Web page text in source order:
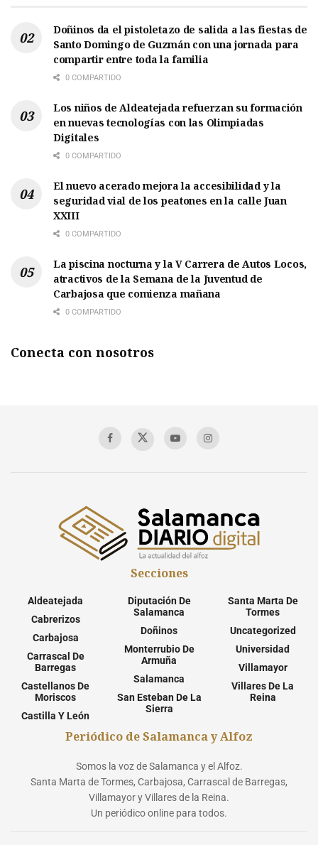
Doñinos da el pistoletazo de salida a las fiestas de
Santo Domingo de Guzmán con una jornada para
compartir entre toda la familia
0 COMPARTIDO
Los niños de Aldeatejada refuerzan su formación
en nuevas tecnologías con las Olimpiadas
Digitales
0 COMPARTIDO
El nuevo acerado mejora la accesibilidad y la
seguridad vial de los peatones en la calle Juan
XXIII
0 COMPARTIDO
La piscina nocturna y la V Carrera de Autos Locos,
atractivos de la Semana de la Juventud de
Carbajosa que comienza mañana
0 COMPARTIDO
Conecta con nosotros
Secciones
Aldeatejada
Cabrerizos
Carbajosa
Carrascal De
Barregas
Castellanos De
Moriscos
Castilla Y León
Diputación De
Salamanca
Doñinos
Monterrubio De
Armuña
Salamanca
San Esteban De La
Sierra
Santa Marta De
Tormes
Uncategorized
Universidad
Villamayor
Villares De La
Reina
Periódico de Salamanca y Alfoz
Somos la voz de Salamanca y el Alfoz.
Santa Marta de Tormes, Carbajosa, Carrascal de Barregas,
Villamayor y Villares de la Reina.
Un periódico online para todos.